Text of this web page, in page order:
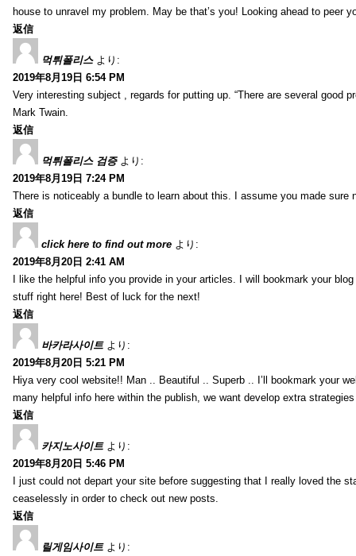
house to unravel my problem. May be that’s you! Looking ahead to peer
返信
먹튀폴리스 より:
2019年8月19日 6:54 PM
Very interesting subject , regards for putting up. “There are several good
Mark Twain.
返信
먹튀폴리스 검증 より:
2019年8月19日 7:24 PM
There is noticeably a bundle to learn about this. I assume you made sure
返信
click here to find out more より:
2019年8月20日 2:41 AM
I like the helpful info you provide in your articles. I will bookmark your
stuff right here! Best of luck for the next!
返信
바카라사이트 より:
2019年8月20日 5:21 PM
Hiya very cool website!! Man .. Beautiful .. Superb .. I’ll bookmark your
many helpful info here within the publish, we want develop extra
返信
카지노사이트 より:
2019年8月20日 5:46 PM
I just could not depart your site before suggesting that I really loved the
ceaselessly in order to check out new posts.
返信
릴게임사이트 より: